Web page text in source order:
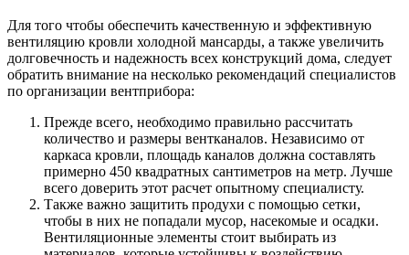
Для того чтобы обеспечить качественную и эффективную
вентиляцию кровли холодной мансарды, а также увеличить
долговечность и надежность всех конструкций дома, следует
обратить внимание на несколько рекомендаций специалистов
по организации вентприбора:
Прежде всего, необходимо правильно рассчитать
количество и размеры вентканалов. Независимо от
каркаса кровли, площадь каналов должна составлять
примерно 450 квадратных сантиметров на метр. Лучше
всего доверить этот расчет опытному специалисту.
Также важно защитить продухи с помощью сетки,
чтобы в них не попадали мусор, насекомые и осадки.
Вентиляционные элементы стоит выбирать из